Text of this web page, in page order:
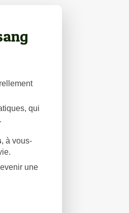
qui
, à vous-
une